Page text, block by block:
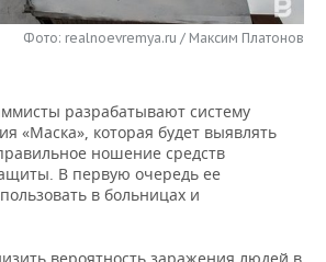
Фото: realnoevremya.ru / Максим Платонов
разрабатывают систему
«Маска», которая будет выявлять
ношение средств
В первую очередь ее
в больницах и